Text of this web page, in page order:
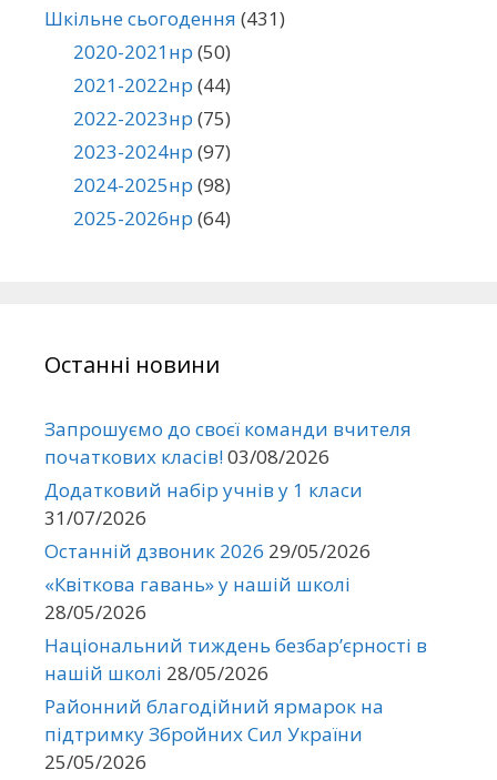
Шкільне сьогодення (431)
2020-2021нр (50)
2021-2022нр (44)
2022-2023нр (75)
2023-2024нр (97)
2024-2025нр (98)
2025-2026нр (64)
Останні новини
Запрошуємо до своєї команди вчителя
початкових класів!03/08/2026
Додатковий набір учнів у 1 класи
31/07/2026
Останній дзвоник 2026 29/05/2026
«Квіткова гавань» у нашій школі
28/05/2026
Національний тиждень безбар’єрності в
нашій школі 28/05/2026
Районний благодійний ярмарок на
підтримку Збройних Сил України
25/05/2026